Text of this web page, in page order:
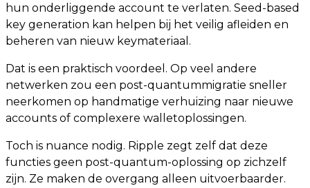
hun onderliggende account te verlaten. Seed-based
key generation kan helpen bij het veilig afleiden en
beheren van nieuw keymateriaal.
Dat is een praktisch voordeel. Op veel andere
netwerken zou een post-quantummigratie sneller
neerkomen op handmatige verhuizing naar nieuwe
accounts of complexere walletoplossingen.
Toch is nuance nodig. Ripple zegt zelf dat deze
functies geen post-quantum-oplossing op zichzelf
zijn. Ze maken de overgang alleen uitvoerbaarder.